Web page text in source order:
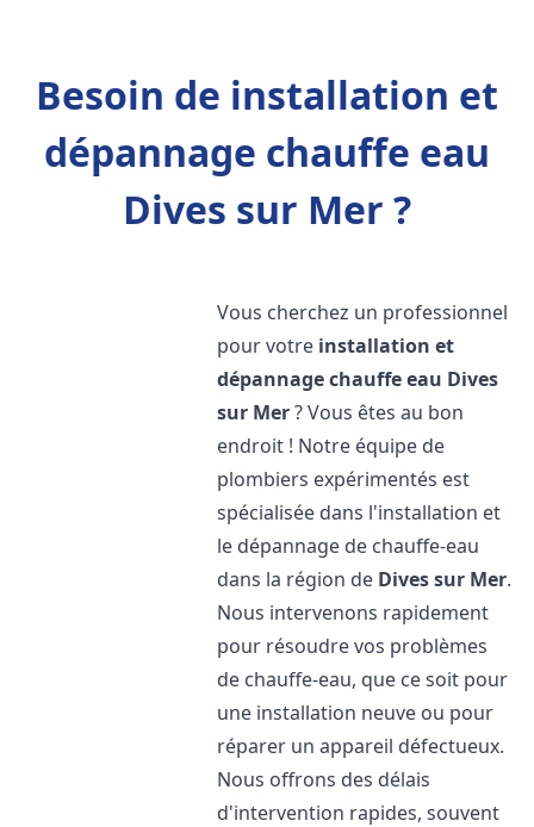
Besoin de installation et
dépannage chauffe eau
Dives sur Mer ?
Vous cherchez un professionnel
pour votre installation et
dépannage chauffe eau Dives
sur Mer? Vous êtes au bon
endroit ! Notre équipe de
plombiers expérimentés est
spécialisée dans l'installation et
le dépannage de chauffe-eau
dans la région de Dives sur Mer.
Nous intervenons rapidement
pour résoudre vos problèmes
de chauffe-eau, que ce soit pour
une installation neuve ou pour
réparer un appareil défectueux.
Nous offrons des délais
d'intervention rapides, souvent